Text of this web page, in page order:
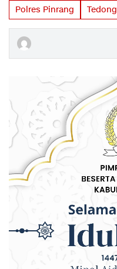
Polres Pinrang
Tedong